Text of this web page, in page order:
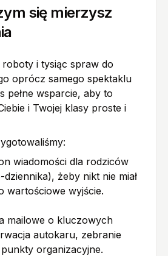
się mierzysz
roboty i tysiąc spraw do
oprócz samego spektaklu
pełne wsparcie, aby to
i Twojej klasy proste i
wiadomości dla rodziców
żeby nikt nie miał
wartościowe wyjście.
mailowe o kluczowych
autokaru, zebranie
organizacyjne.